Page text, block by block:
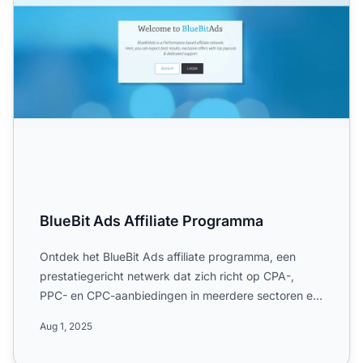
BlueBit Ads Affiliate Programma
Ontdek het BlueBit Ads affiliate programma, een
prestatiegericht netwerk dat zich richt op CPA-,
PPC- en CPC-aanbiedingen in meerdere sectoren en
Aug 1, 2025